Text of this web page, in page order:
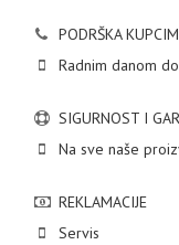
PODRŠKA
Radnim danom
SIGURNOST I
Na sve naše
REKLAMACIJE
Servis